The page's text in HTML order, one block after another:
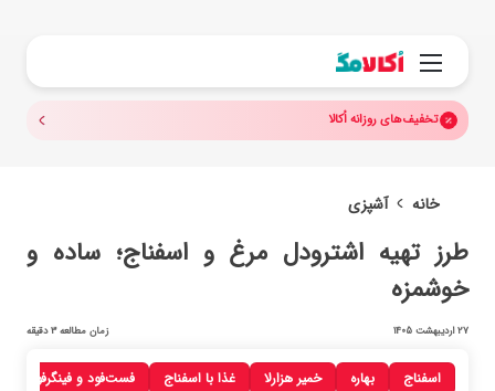
منو
تخفیف‌های روزانه اُکالا
خانه آشپزی
اسفناج بهاره خمیر هزارلا غذا با اسفناج فست‌فود و فینگرفود با
طرز تهیه اشترودل مرغ و اسفناج؛ ساده و
خوشمزه
27 اردیبهشت 1405 زمان مطالعه 3 دقیقه